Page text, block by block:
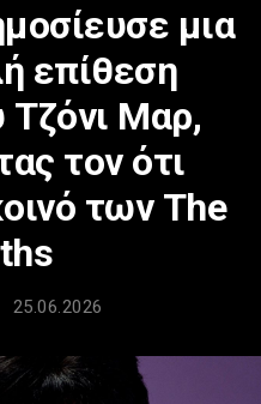
μια
επίθεση
Τζόνι Μαρ,
τον ότι
των The
25.06.2026